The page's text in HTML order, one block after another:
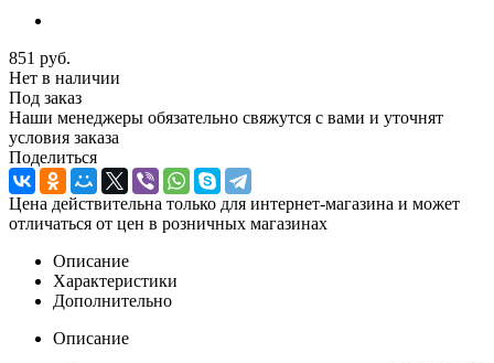
851 руб.
Нет в наличии
Под заказ
Наши менеджеры обязательно свяжутся с вами и уточнят
условия заказа
Поделиться
Цена действительна только для интернет-магазина и может
отличаться от цен в розничных магазинах
Описание
Характеристики
Дополнительно
Описание